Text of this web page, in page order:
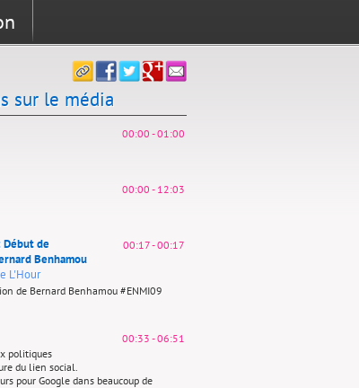
sur le média
00:00 -01:00
00:00 - 12:03
00:17-00:17
Début de
Benhamou
L'Hour
de Bernard Benhamou #ENMI09
00:33 -06:51
politiques
du lien social.
pour Google dans beaucoup de